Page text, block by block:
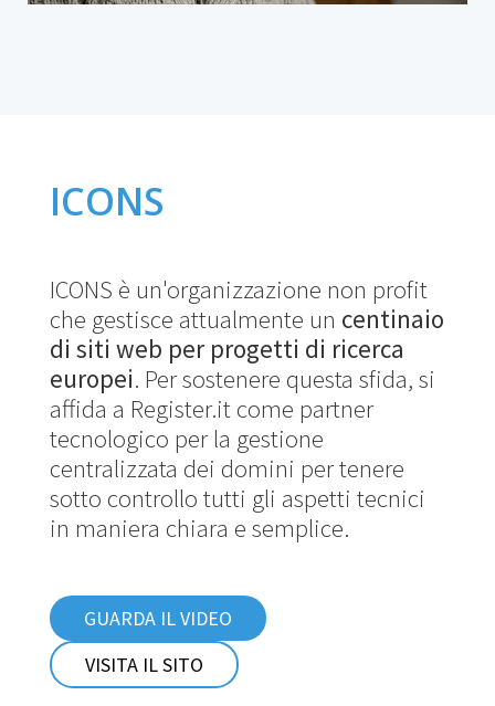
ICONS
ICONS è un'organizzazione non profit
che gestisce attualmente un centinaio
di siti web per progetti di ricerca
europei. Per sostenere questa sfida, si
affida a Register.it come partner
tecnologico per la gestione
centralizzata dei domini per tenere
sotto controllo tutti gli aspetti tecnici
in maniera chiara e semplice.
GUARDA IL VIDEO
VISITA IL SITO